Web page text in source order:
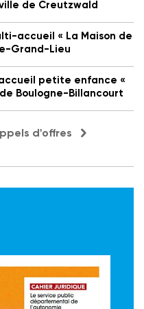
de Creutzwald
accueil « La Maison de
Grand-Lieu
petite enfance «
Boulogne-Billancourt
d'offres